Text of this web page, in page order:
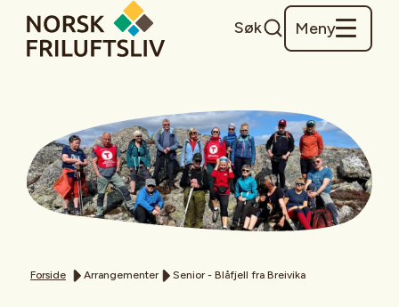
Søk Meny
Forside Arrangementer Senior - Blåfjell fra Breivika